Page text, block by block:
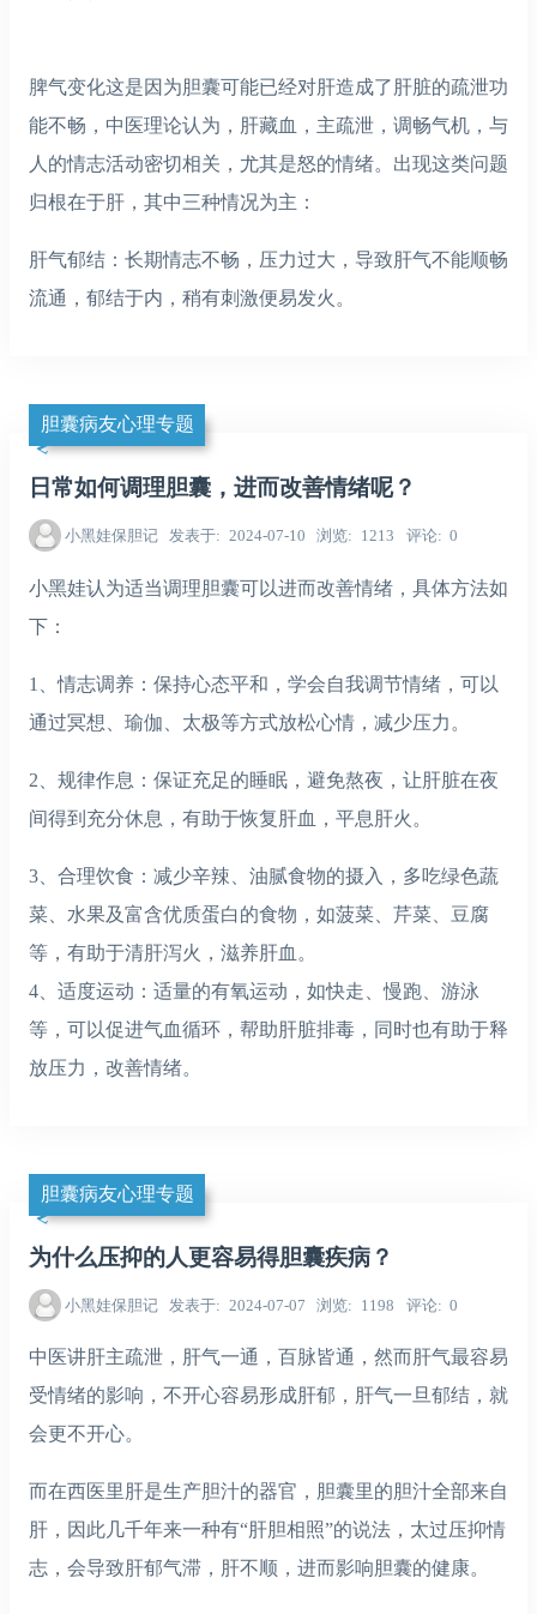
脾气变化这是因为胆囊可能已经对肝造成了肝脏的疏泄功
能不畅，中医理论认为，肝藏血，主疏泄，调畅气机，与
人的情志活动密切相关，尤其是怒的情绪。出现这类问题
归根在于肝，其中三种情况为主：
肝气郁结：长期情志不畅，压力过大，导致肝气不能顺畅
流通，郁结于内，稍有刺激便易发火。
胆囊病友心理专题
日常如何调理胆囊，进而改善情绪呢？
小黑娃保胆记 发表于 2024-07-10 浏览 1213 评论 0
小黑娃认为适当调理胆囊可以进而改善情绪，具体方法如
下：
1、情志调养：保持心态平和，学会自我调节情绪，可以
通过冥想、瑜伽、太极等方式放松心情，减少压力。
2、规律作息：保证充足的睡眠，避免熬夜，让肝脏在夜
间得到充分休息，有助于恢复肝血，平息肝火。
3、合理饮食：减少辛辣、油腻食物的摄入，多吃绿色蔬
菜、水果及富含优质蛋白的食物，如菠菜、芹菜、豆腐
等，有助于清肝泻火，滋养肝血。
4、适度运动：适量的有氧运动，如快走、慢跑、游泳
等，可以促进气血循环，帮助肝脏排毒，同时也有助于释
放压力，改善情绪。
胆囊病友心理专题
为什么压抑的人更容易得胆囊疾病？
小黑娃保胆记 发表于 2024-07-07 浏览 1198 评论 0
中医讲肝主疏泄，肝气一通，百脉皆通，然而肝气最容易
受情绪的影响，不开心容易形成肝郁，肝气一旦郁结，就
会更不开心。
而在西医里肝是生产胆汁的器官，胆囊里的胆汁全部来自
肝，因此几千年来一种有“肝胆相照”的说法，太过压抑情
志，会导致肝郁气滞，肝不顺，进而影响胆囊的健康。